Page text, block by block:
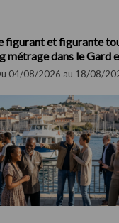
figurant et figurante
métrage dans le Gard
04/08/2026 au 18/08/